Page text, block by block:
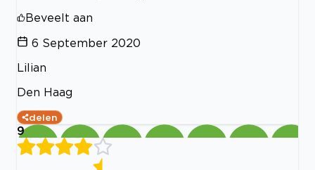
Beveelt aan
6 September 2020
Lilian
Den Haag
delen
9